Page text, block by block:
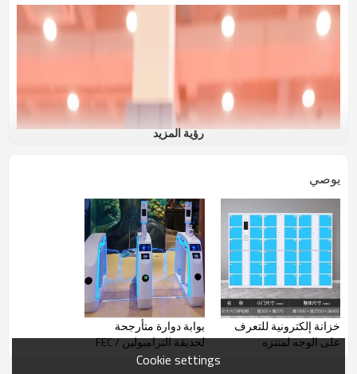
رؤية المزيد
يوصي
خزانة إلكترونية للتعرف
على الوجه لمنتزه
بوابة دوارة متأرجحة
لحديقة الترامبولين / FEC
Cookie settings